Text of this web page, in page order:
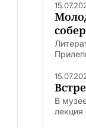
В
лекция